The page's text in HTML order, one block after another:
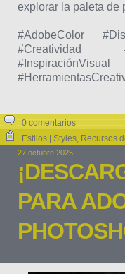
explorar la paleta de
#AdobeColor
#Creatividad
0 comentarios
Estilos | Styles, Recursos
27 octubre 2025
PARA